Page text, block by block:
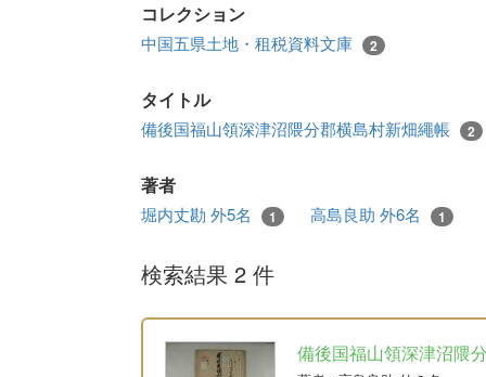
コレクション
中国五県土地・租税資料文庫 2
タイトル
備後国福山領深津沼隈分郡横島村新畑繩帳 2
著者
堀内丈勘 外5名 1 高島良助 外6名 1
検索結果 2 件
備後国福山領深津沼隈